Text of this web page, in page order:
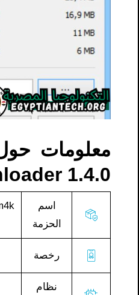
1.4.0:
اسم
الحزمة
رخصة
نظام